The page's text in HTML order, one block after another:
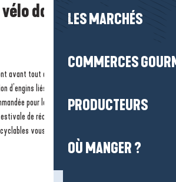
LES MARCHÉS
COMMERCES
PRODUCTEURS
OÙ MANGER ?
dans les marais
avant tout des espaces de travail qui
d’engins liés à la récolte du sel. Une attention
pour les personnes moins à l’aise à
de récolte du sel. Privilégiez les
vous garantissant une plus grande